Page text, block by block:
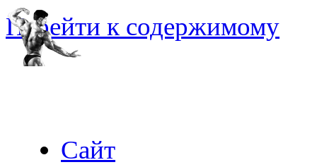
Перейти к содержимому
Сайт